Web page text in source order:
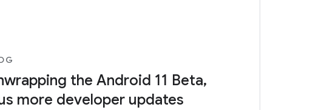
the Android 11 Beta,
more developer updates